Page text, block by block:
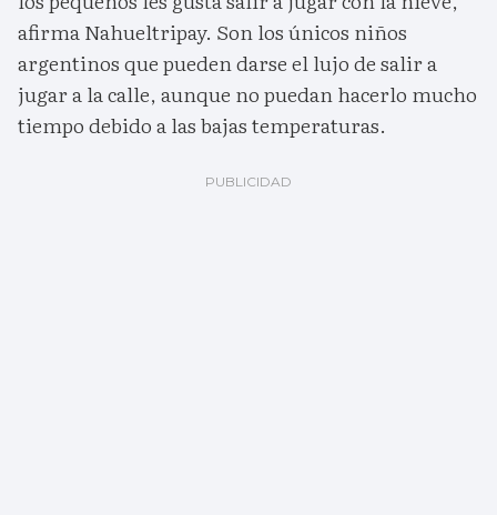
afirma Nahueltripay. Son los únicos niños
argentinos que pueden darse el lujo de salir a
jugar a la calle, aunque no puedan hacerlo mucho
tiempo debido a las bajas temperaturas.